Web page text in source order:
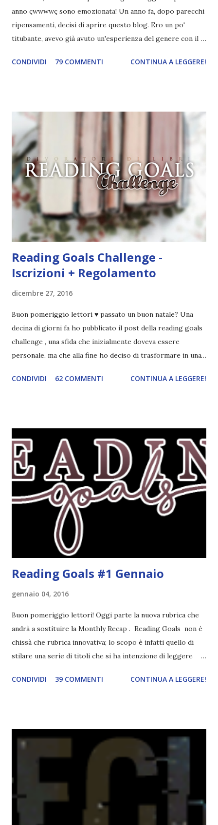
anno çwwwwç sono emozionata! Un anno fa, dopo parecchi
ripensamenti, decisi di aprire questo blog. Ero un po'
titubante, avevo già avuto un'esperienza del genere con il
nuovo significava avere pazienza, pazienza e ancora
mezza. Anche la paura che non mi cagasse nessuno c'è
sempre stata, eh. Eppure alla fine mi decisi. Dovevo
pensare ad un nome originale e che ovviamente non fosse
già stato usato. Le prime parole che mi vennero in mente
furono " Divoratori di libri ". Controllai se fosse già stato
utilizzato e, quando vidi che non esistevano blog con lo
stesso nome, lo creai. Non ho mai avuto altri ripensamenti,
questo mi piacque sin da subito e ancora oggi sono fiera di
questa...
CONDIVIDI 79 COMMENTI CONTINUA A LEGGERE!
Reading Goals Challenge -
Iscrizioni + Regolamento
dicembre 27, 2016
Buon pomeriggio lettori ♥ passato un buon natale? Una
decina di giorni fa ho pubblicato il post della reading goals
challenge , una sfida che inizialmente doveva essere
personale, ma che alla fine ho deciso di trasformare in una
persone interessate. E quindi eccomi qui con il post delle
challenge un po' particolare perché ogni libro letto può
ricoprire più di un obiettivo. Riportandovi l'esempio che ho
fatto nell'altro post, se leggo un libro horror sulle sirene
scritto dal mio autore preferito, tecnicamente ho già
completato tre degli obiettivi della mia lista . Non importa
leggere 345.453.312 libri, ma maturare come lettore,
uscendo fuori dalla propria comfort zone. Come
partecipare Per partecipare non dovete fare altro che
CONDIVIDI 62 COMMENTI CONTINUA A LEGGERE!
Reading Goals #1 Gennaio
gennaio 04, 2016
Buon pomeriggio lettori! Oggi parte la nuova rubrica che
andrà a sostituire la Monthly Recap . Reading Goals non è
chissà che rubrica innovativa; lo scopo è infatti quello di
stilare una serie di titoli che si ha intenzione di leggere
una rubrica per tenere sotto controllo le reading
spaziare con i generi letterari e non limitarmi al fantasy.
Per farvi un esempio nel 2015 mi sembra di aver letto
troppi libri impegnativi e davvero pochi libri "leggeri", il
che non è sempre un bene. Credo che sia stata la principale
causa per il mio calo di letture. Comunque, ogni mese -
nessun giorno fisso, però - pubblicherò questo post.
Spero che la rubrica sia di vostro gradimento. GENNAIO
CONDIVIDI 39 COMMENTI CONTINUA A LEGGERE!